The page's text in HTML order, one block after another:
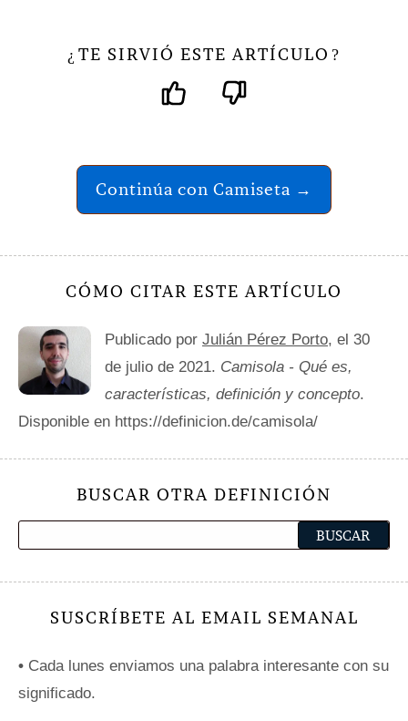
¿ TE SIRVIÓ ESTE ARTÍCULO ?
Continúa con Camiseta →
CÓMO CITAR ESTE ARTÍCULO
Publicado por Julián Pérez Porto, el 30
de julio de 2021. Camisola - Qué es,
características, definición y concepto.
Disponible en https://definicion.de/camisola/
BUSCAR OTRA DEFINICIÓN
SUSCRÍBETE AL EMAIL SEMANAL
• Cada lunes enviamos una palabra interesante con su
significado.